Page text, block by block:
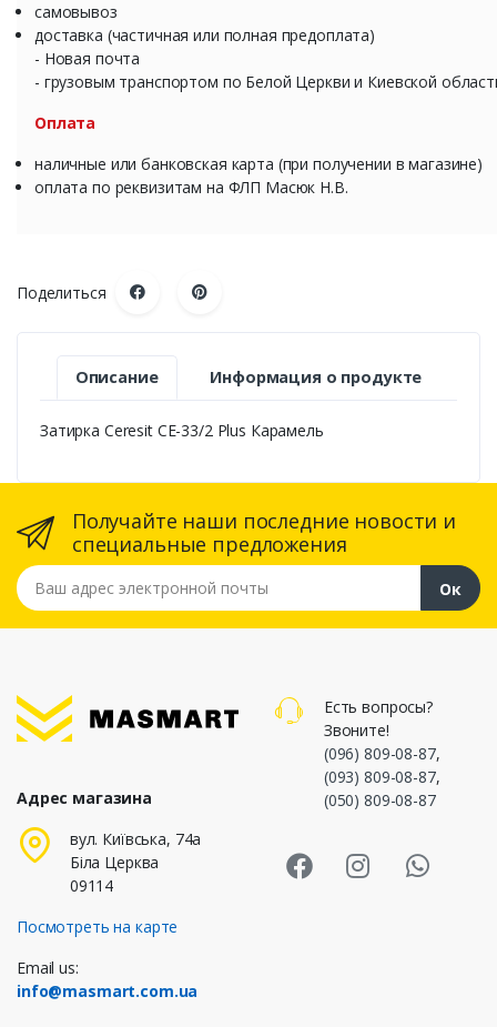
самовывоз
доставка (частичная или полная предоплата)
- Новая почта
- грузовым транспортом по Белой Церкви и Киевской
Оплата
наличные или банковская карта (при получении в магазине)
оплата по реквизитам на ФЛП Масюк Н.В.
Поделиться
Описание Информация о продукте
Затирка Ceresit СЕ-33/2 Plus Карамель
Получайте наши последние новости и
специальные предложения
Ваш адрес электронной почты
Ок
Адрес магазина
вул. Київська, 74а
Біла Церква
09114
Посмотреть на карте
Email us:
info@masmart.com.ua
Есть вопросы?
Звоните!
(096) 809-08-87,
(093) 809-08-87,
(050) 809-08-87